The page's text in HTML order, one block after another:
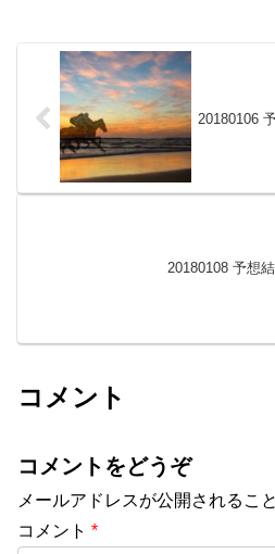
20180106
20180108 予想
コメント
コメントをどうぞ
メールアドレスが公開されるこ
コメント *